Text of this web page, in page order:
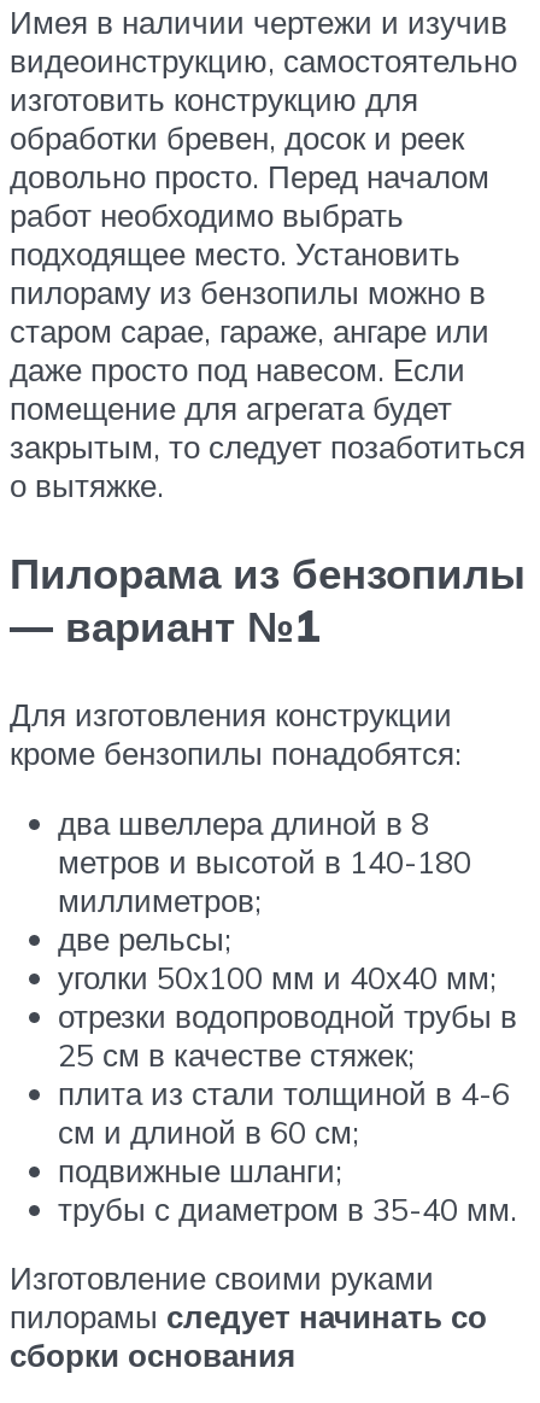
Имея в наличии чертежи и изучив
видеоинструкцию, самостоятельно
изготовить конструкцию для
обработки бревен, досок и реек
довольно просто. Перед началом
работ необходимо выбрать
подходящее место. Установить
пилораму из бензопилы можно в
старом сарае, гараже, ангаре или
даже просто под навесом. Если
помещение для агрегата будет
закрытым, то следует позаботиться
о вытяжке.
Пилорама из бензопилы
— вариант №1
Для изготовления конструкции
кроме бензопилы понадобятся:
два швеллера длиной в 8
метров и высотой в 140-180
миллиметров;
две рельсы;
уголки 50х100 мм и 40х40 мм;
отрезки водопроводной трубы в
25 см в качестве стяжек;
плита из стали толщиной в 4-6
см и длиной в 60 см;
подвижные шланги;
трубы с диаметром в 35-40 мм.
Изготовление своими руками
пилорамы следует начинать со
сборки основания